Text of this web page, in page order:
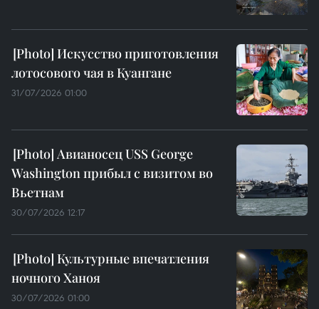
Искусство приготовления
лотосового чая в Куангане
31/07/2026 01:00
Авианосец USS George
Washington прибыл с визитом во
Вьетнам
30/07/2026 12:17
Культурные впечатления
ночного Ханоя
30/07/2026 01:00